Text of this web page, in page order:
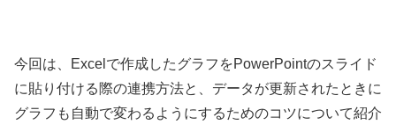
今回は、Excelで作成したグラフをPowerPointのスライド
に貼り付ける際の連携方法と、データが更新されたときに
グラフも自動で変わるようにするためのコツについて紹介